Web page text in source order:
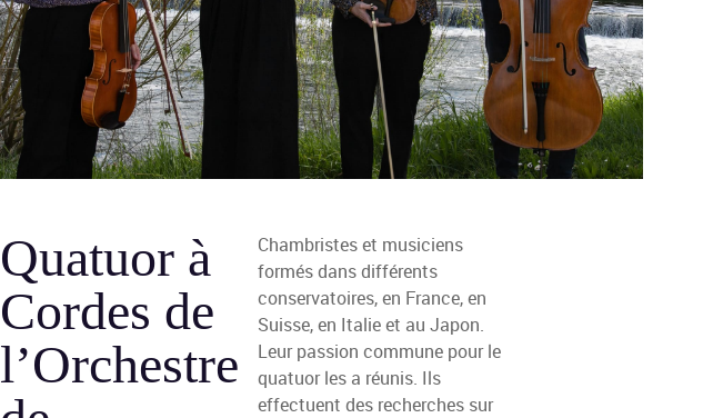
Quatuor à
Cordes de
l’Orchestre
Chambristes et musiciens
formés dans différents
conservatoires, en France, en
Suisse, en Italie et au Japon.
Leur passion commune pour le
quatuor les a réunis. Ils
effectuent des recherches sur